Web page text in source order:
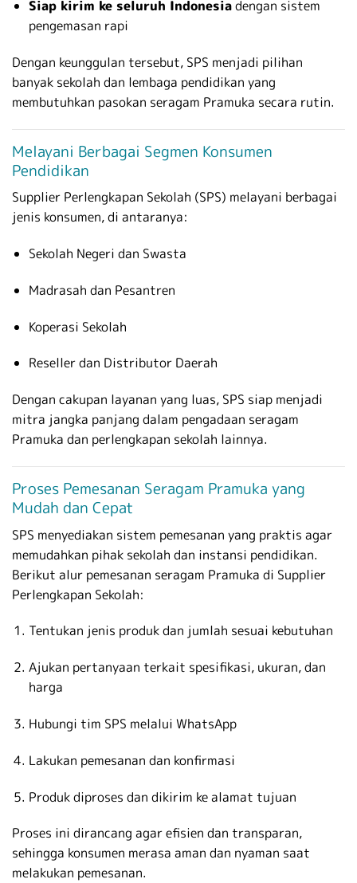
Siap kirim ke seluruh Indonesiadengan sistem
pengemasan rapi
Dengan keunggulan tersebut, SPS menjadi pilihan
banyak sekolah dan lembaga pendidikan yang
membutuhkan pasokan seragam Pramuka secara rutin.
Melayani Berbagai Segmen Konsumen
Pendidikan
Supplier Perlengkapan Sekolah (SPS) melayani berbagai
jenis konsumen, di antaranya:
Sekolah Negeri dan Swasta
Madrasah dan Pesantren
Koperasi Sekolah
Reseller dan Distributor Daerah
Dengan cakupan layanan yang luas, SPS siap menjadi
mitra jangka panjang dalam pengadaan seragam
Pramuka dan perlengkapan sekolah lainnya.
Proses Pemesanan Seragam Pramuka yang
Mudah dan Cepat
SPS menyediakan sistem pemesanan yang praktis agar
memudahkan pihak sekolah dan instansi pendidikan.
Berikut alur pemesanan seragam Pramuka di Supplier
Perlengkapan Sekolah:
Tentukan jenis produk dan jumlah sesuai kebutuhan
Ajukan pertanyaan terkait spesifikasi, ukuran, dan
harga
Hubungi tim SPS melalui WhatsApp
Lakukan pemesanan dan konfirmasi
Produk diproses dan dikirim ke alamat tujuan
Proses ini dirancang agar efisien dan transparan,
sehingga konsumen merasa aman dan nyaman saat
melakukan pemesanan.